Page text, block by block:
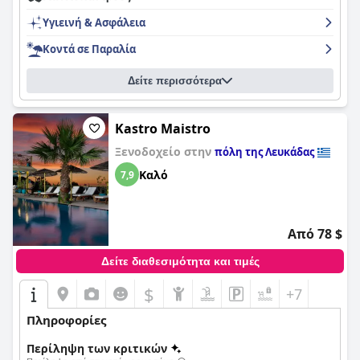
Υγιεινή & Ασφάλεια
Κοντά σε Παραλία
Δείτε περισσότερα
Kastro Maistro
Ξενοδοχείο στην πόλη της Λευκάδας
7,9 Καλό
Από 78 $
Δείτε διαθεσιμότητα και τιμές
$ +7
Πληροφορίες
Περίληψη των κριτικών